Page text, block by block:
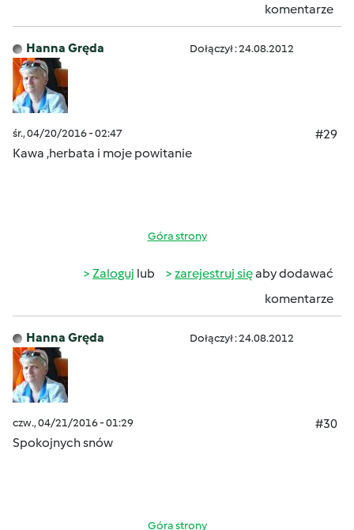
komentarze
Hanna Gręda Dołączył : 24.08.2012
śr., 04/20/2016 - 02:47
#29
Kawa ,herbata i moje powitanie
Góra strony
Zaloguj lub zarejestruj sięaby dodawać
komentarze
Hanna Gręda Dołączył : 24.08.2012
czw., 04/21/2016 - 01:29
#30
Spokojnych snów
Góra strony